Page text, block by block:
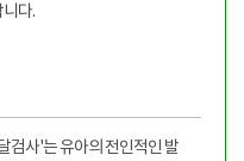
다.
검사'는 유아의 전인적인 발